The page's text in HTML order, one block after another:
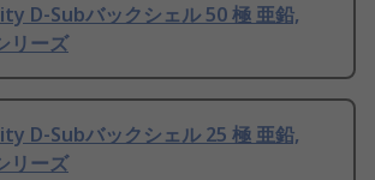
D-Subバックシェル 50 極 亜鉛,
リーズ
D-Subバックシェル 25 極 亜鉛,
リーズ